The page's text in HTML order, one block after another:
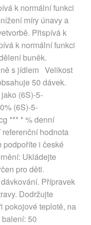
k normální funkci
míry únavy a
Přispívá k
k normální funkci
buněk.
s jídlem Velikost
50 dávek.
(6S)-5-
(6S)-5-
*** * % denní
hodnota
i české
Ukládejte
pro děti.
Přípravek
Dodržujte
pokojové teplotě, na
50